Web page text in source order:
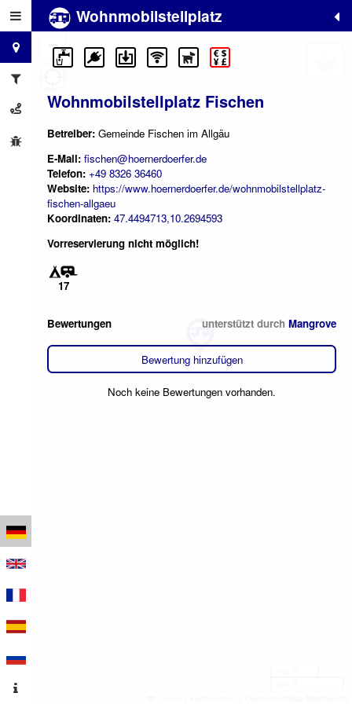
Wohnmobilstellplatz
Wohnmobilstellplatz Fischen
Betreiber: Gemeinde Fischen im Allgäu
E-Mail: fischen@hoernerdoerfer.de
Telefon: +49 8326 36460
Website: https://www.hoernerdoerfer.de/wohnmobilstellplatz-
fischen-allgaeu
Koordinaten: 47.4494713,10.2694593
Vorreservierung nicht möglich!
17
Bewertungen unterstützt durch Mangrove
Bewertung hinzufügen
Noch keine Bewertungen vorhanden.
+
−